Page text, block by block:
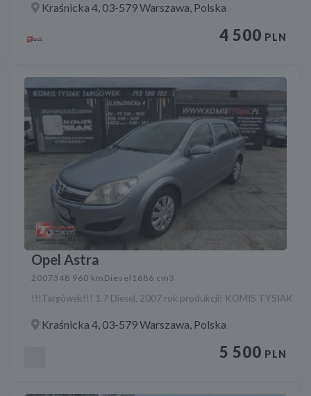
Kraśnicka 4, 03-579 Warszawa, Polska
4 500 PLN
Opel Astra
2007348 960 km Diesel 1686 cm3
!!!Targówek!!! 1.7 Diesel, 2007 rok produkcji! KOMIS TYSIAK
Kraśnicka 4, 03-579 Warszawa, Polska
5 500 PLN